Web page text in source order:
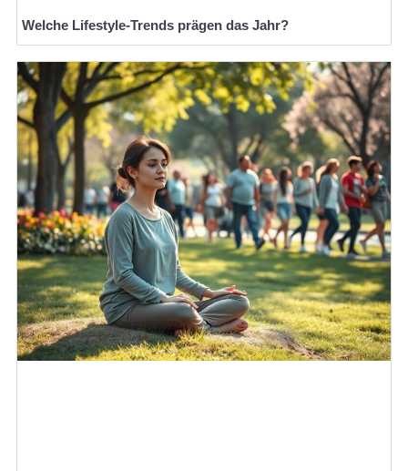
Welche Lifestyle-Trends prägen das Jahr?